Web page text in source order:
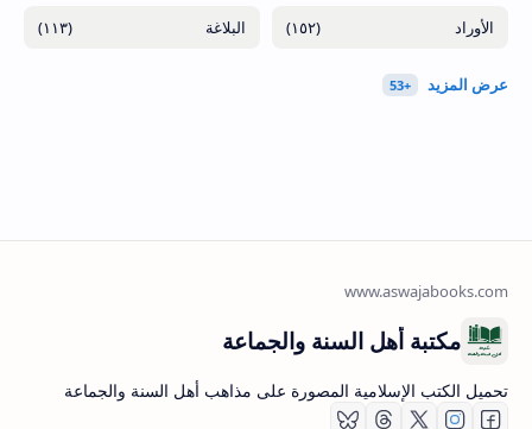
(١٥٢) (١١٣)
مكتبة أهل السنة والجماعة
تحميل الكتب الإسلامية المصورة على مذاهب أهل السنة والجماعة